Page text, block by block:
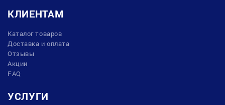
КЛИЕНТАМ
Каталог товаров
Доставка и оплата
Отзывы
Акции
FAQ
УСЛУГИ